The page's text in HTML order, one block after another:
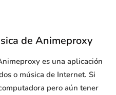
de Animeproxy
es una aplicación
o música de Internet. Si
pero aún tener